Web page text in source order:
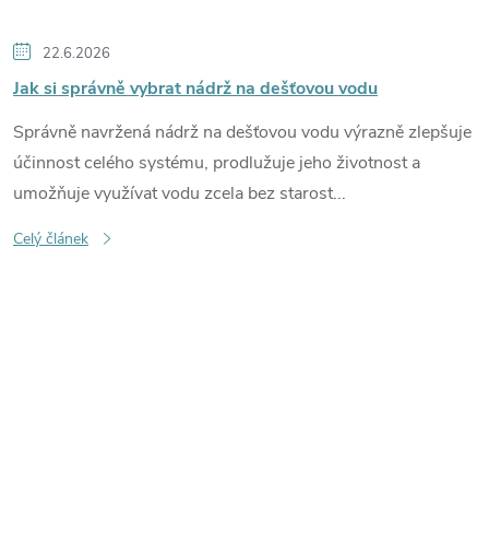
22.6.2026
Jak si správně vybrat nádrž na dešťovou vodu
Správně navržená nádrž na dešťovou vodu výrazně zlepšuje
účinnost celého systému, prodlužuje jeho životnost a
umožňuje využívat vodu zcela bez starost...
Celý článek